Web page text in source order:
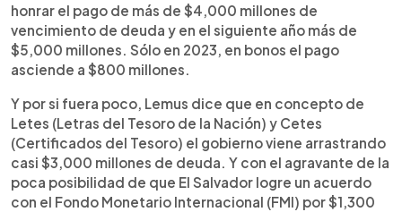
honrar el pago de más de $4,000 millones de
vencimiento de deuda y en el siguiente año más de
$5,000 millones. Sólo en 2023, en bonos el pago
asciende a $800 millones.
Y por si fuera poco, Lemus dice que en concepto de
Letes (Letras del Tesoro de la Nación) y Cetes
(Certificados del Tesoro) el gobierno viene arrastrando
casi $3,000 millones de deuda. Y con el agravante de la
poca posibilidad de que El Salvador logre un acuerdo
con el Fondo Monetario Internacional (FMI) por $1,300